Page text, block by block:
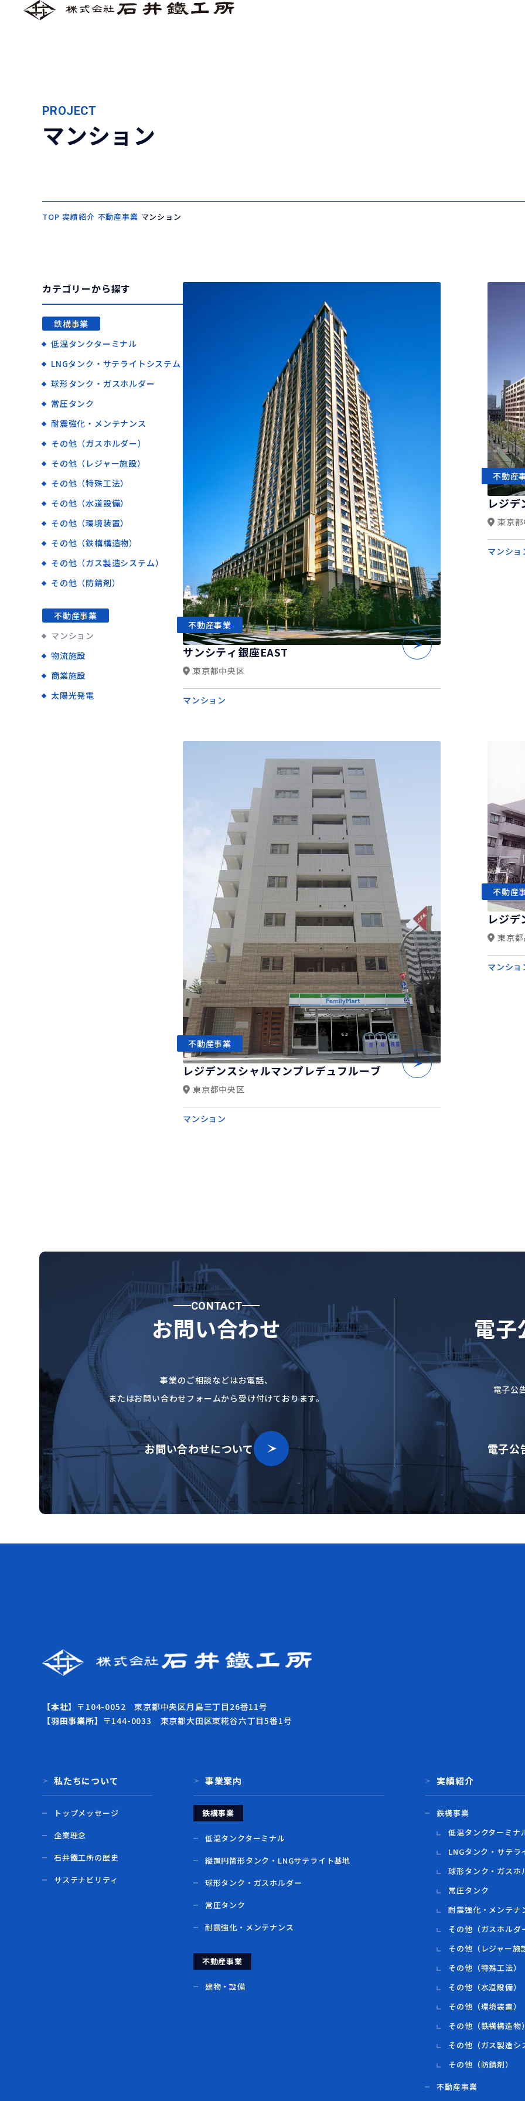
マンション
PROJECT
TOP 実績紹介 不動産事業 マンション
不動産事業
サンシティ銀座EAST
東京都中央区
マンション
不動産
レジ
東京
マンショ
不動産事業
レジデンスシャルマンプレデュフルーブ
東京都中央区
マンション
不動産
レジ
東京
マンショ
カテゴリーから探す
鉄構事業
低温タンクターミナル
LNGタンク・サテライトシステム
球形タンク・ガスホルダー
常圧タンク
耐震強化・メンテナンス
その他（ガスホルダー）
その他（レジャー施設）
その他（特殊工法）
その他（水道設備）
その他（環境装置）
その他（鉄構構造物）
その他（ガス製造システム）
その他（防錆剤）
不動産事業
マンション
物流施設
商業施設
太陽光発電
お問い合わせ
CONTACT
事業のご相談などはお電話、
またはお問い合わせフォームから受け付けております。
お問い合わせについて
電子
電子公
電子公
【本社】 〒104-0052 東京都中央区月島三丁目26番11号
【羽田事業所】 〒144-0033 東京都大田区東糀谷六丁目5番1号
私たちについて
トップメッセージ
企業理念
石井鐵工所の歴史
サステナビリティ
事業案内
鉄構事業
低温タンクターミナル
縦置円筒形タンク・LNGサテライト基地
球形タンク・ガスホルダー
常圧タンク
耐震強化・メンテナンス
不動産事業
建物・設備
実績紹介
鉄構事業
低温タンクターミナ
LNGタンク・サテラ
球形タンク・ガスホ
常圧タンク
耐震強化・メンテナ
その他（ガスホルダ
その他（レジャー施
その他（特殊工法）
その他（水道設備）
その他（環境装置）
その他（鉄構構造物
その他（ガス製造シ
その他（防錆剤）
不動産事業